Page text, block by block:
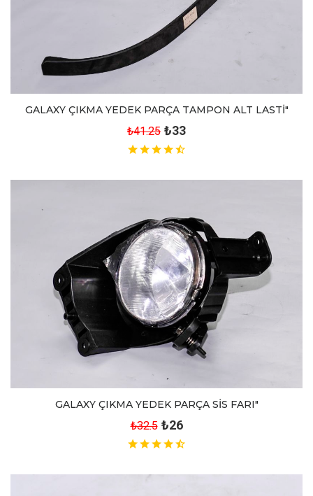
GALAXY ÇIKMA YEDEK PARÇA TAMPON ALT LASTİ"
₺41.25 ₺33
GALAXY ÇIKMA YEDEK PARÇA SİS FARI"
₺32.5 ₺26